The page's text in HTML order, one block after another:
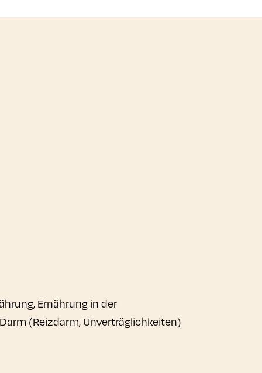
Ernährung in der
(Reizdarm, Unverträglichkeiten)